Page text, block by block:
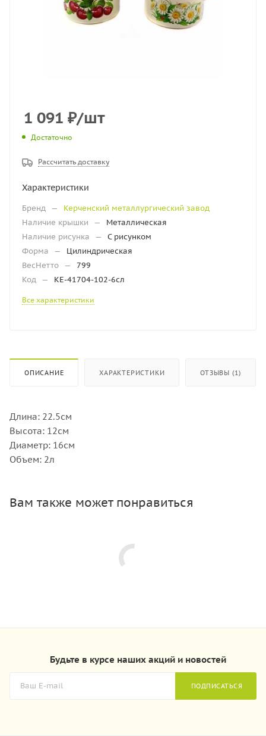
1 091 ₽/шт
Достаточно
Рассчитать доставку
Характеристики
Бренд —
Керченский металлургический завод
Наличие крышки
—
Металлическая
Наличие рисунка
—
С рисунком
Форма
—
Цилиндрическая
ВесНетто —
799
Код — КЕ-41704-102-6сл
Все характеристики
ОПИСАНИЕ ХАРАКТЕРИСТИКИ ОТЗЫВЫ (1)
Длина: 22.5см
Высота: 12см
Диаметр: 16см
Объем: 2л
Вам также может понравиться
Будьте в курсе наших акций и новостей
ПОДПИСАТЬСЯ